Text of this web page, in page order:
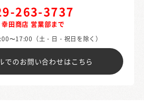
263-3737
幸田商店 営業部まで
〜17:00（土・日・祝日を除く）
でのお問い合わせはこちら